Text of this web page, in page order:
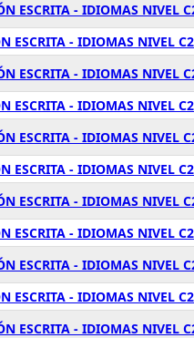
ESCRITA - IDIOMAS NIVEL
ESCRITA - IDIOMAS NIVEL
ESCRITA - IDIOMAS NIVEL
ESCRITA - IDIOMAS NIVEL
ESCRITA - IDIOMAS NIVEL
ESCRITA - IDIOMAS NIVEL
ESCRITA - IDIOMAS NIVEL
ESCRITA - IDIOMAS NIVEL
ESCRITA - IDIOMAS NIVEL
ESCRITA - IDIOMAS NIVEL
ESCRITA - IDIOMAS NIVEL